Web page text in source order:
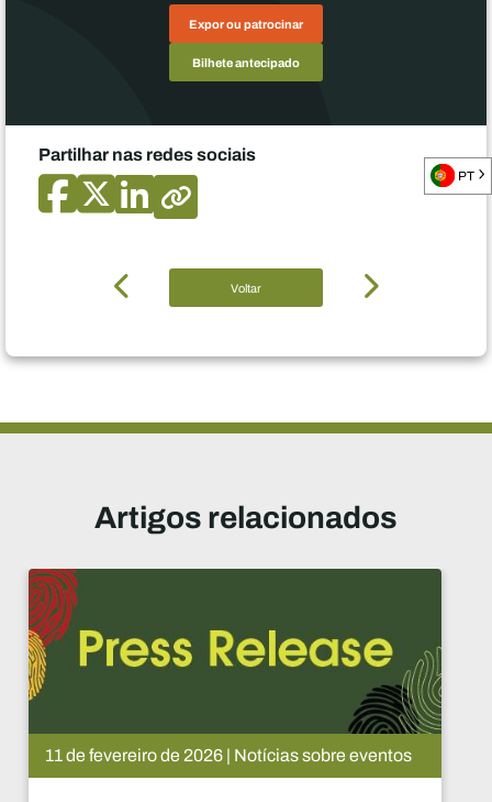
Expor ou patrocinar
Bilhete antecipado
Partilhar nas redes sociais
Voltar
Artigos relacionados
sobre eventos 08 de fevereiro de
PT